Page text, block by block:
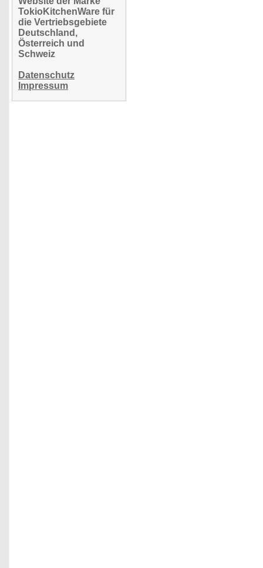
TokioKitchenWare für
die Vertriebsgebiete
Deutschland,
Österreich und
Schweiz
Datenschutz
Impressum